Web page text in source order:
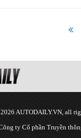
AUTODAILY.VN, all
ty Cổ phần Truyền